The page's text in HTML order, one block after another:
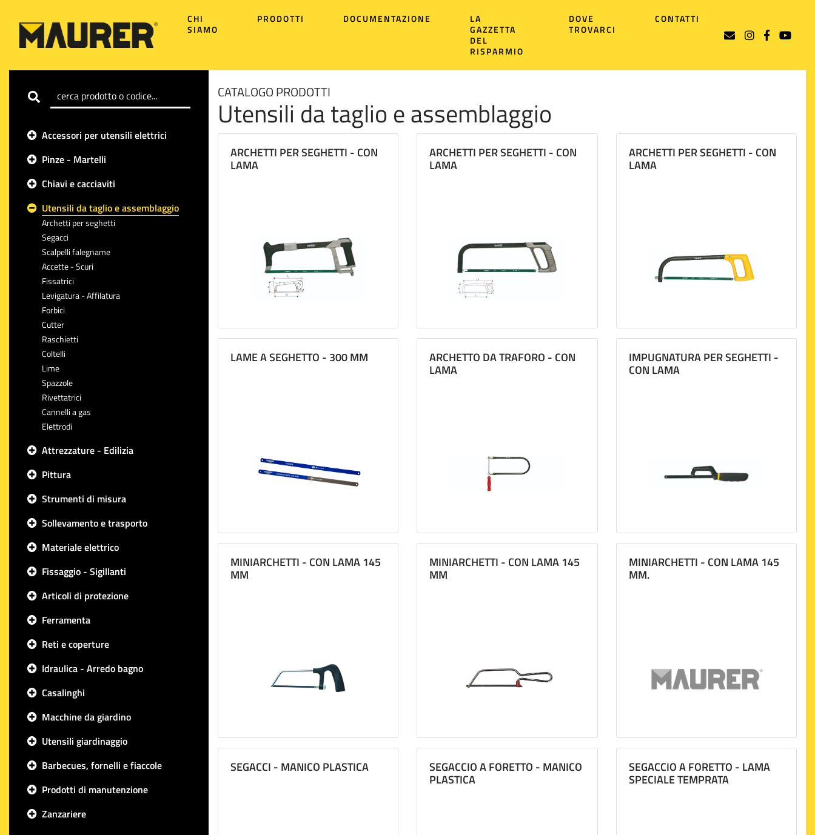
CHI
SIAMO
PRODOTTI DOCUMENTAZIONE
LA
GAZZETTA
DEL
RISPARMIO
DOVE
TROVARCI
CONTATTI
Accessori per utensili elettrici
Pinze - Martelli
Chiavi e cacciaviti
Utensili da taglio e assemblaggio
Archetti per seghetti
Segacci
Scalpelli falegname
Accette - Scuri
Fissatrici
Levigatura - Affilatura
Forbici
Cutter
Raschietti
Coltelli
Lime
Spazzole
Rivettatrici
Cannelli a gas
Elettrodi
Attrezzature - Edilizia
Pittura
Strumenti di misura
Sollevamento e trasporto
Materiale elettrico
Fissaggio - Sigillanti
Articoli di protezione
Ferramenta
Reti e coperture
Idraulica - Arredo bagno
Casalinghi
Macchine da giardino
Utensili giardinaggio
Barbecues, fornelli e fiaccole
Prodotti di manutenzione
Zanzariere
CATALOGO PRODOTTI
Utensili da taglio e assemblaggio
ARCHETTI PER SEGHETTI - CON
LAMA
ARCHETTI PER SEGHETTI - CON
LAMA
ARCHETTI PER SEGHETTI - CON
LAMA
LAME A SEGHETTO - 300 MM ARCHETTO DA TRAFORO - CON
LAMA
IMPUGNATURA PER SEGHETTI -
CON LAMA
MINIARCHETTI - CON LAMA 145
MM
MINIARCHETTI - CON LAMA 145
MM
MINIARCHETTI - CON LAMA 145
MM.
SEGACCI - MANICO PLASTICA SEGACCIO A FORETTO - MANICO
PLASTICA
SEGACCIO A FORETTO - LAMA
SPECIALE TEMPRATA